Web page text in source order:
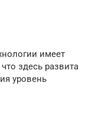
имеет
здесь развита
уровень